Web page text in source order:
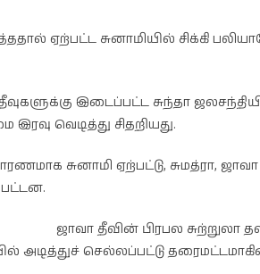
ஏற்பட்ட சுனாமியில் சிக்கி
இடைப்பட்ட சுந்தா
வெடித்து சிதறியது.
சுனாமி ஏற்பட்டு, சுமத்ரா,
ஜாவா தீவின் பிரபல சுற்றுலா
செல்லப்பட்டு